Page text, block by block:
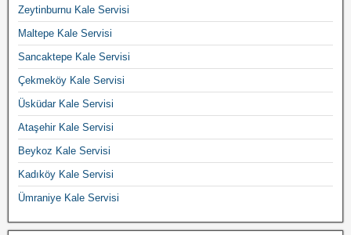
Zeytinburnu Kale Servisi
Maltepe Kale Servisi
Sancaktepe Kale Servisi
Çekmeköy Kale Servisi
Üsküdar Kale Servisi
Ataşehir Kale Servisi
Beykoz Kale Servisi
Kadıköy Kale Servisi
Ümraniye Kale Servisi